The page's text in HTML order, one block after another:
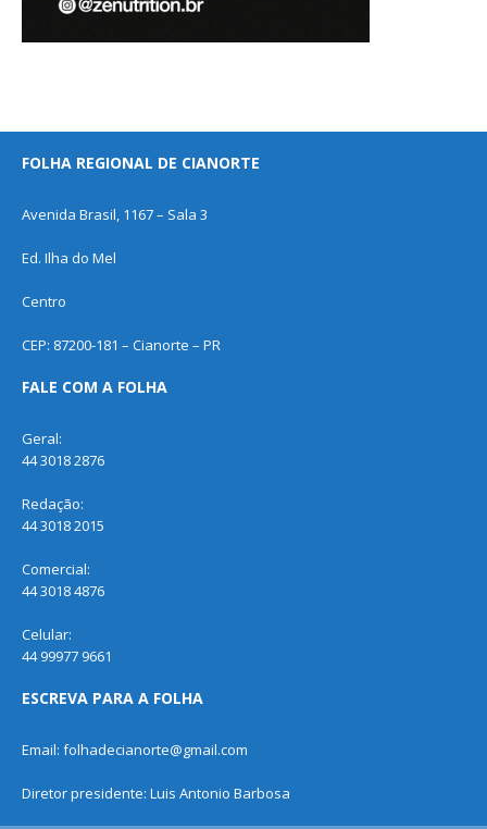
FOLHA REGIONAL DE CIANORTE
Avenida Brasil, 1167 – Sala 3
Ed. Ilha do Mel
Centro
CEP: 87200-181 – Cianorte – PR
FALE COM A FOLHA
Geral:
44 3018 2876
Redação:
44 3018 2015
Comercial:
44 3018 4876
Celular:
44 99977 9661
ESCREVA PARA A FOLHA
Email: folhadecianorte@gmail.com
Diretor presidente: Luis Antonio Barbosa